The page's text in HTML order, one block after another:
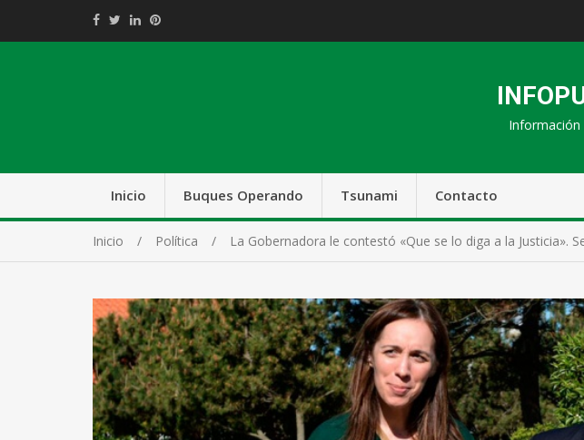
Información
Inicio Buques Operando Tsunami Contacto
Inicio Política La Gobernadora le contestó «Que se lo diga a la Justicia».